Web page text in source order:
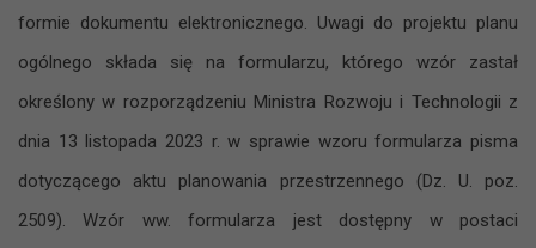
formie dokumentu elektronicznego. Uwagi do projektu planu
ogólnego składa się na formularzu, którego wzór zastał
określony w rozporządzeniu Ministra Rozwoju i Technologii z
dnia 13 listopada 2023 r. w sprawie wzoru formularza pisma
dotyczącego aktu planowania przestrzennego (Dz. U. poz.
2509). Wzór ww. formularza jest dostępny w postaci